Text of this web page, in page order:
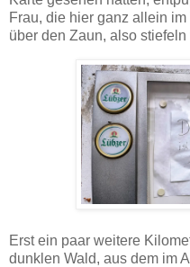
Frau, die hier ganz allein
über den Zaun, also
Erst ein paar weitere
dunklen Wald, aus dem im